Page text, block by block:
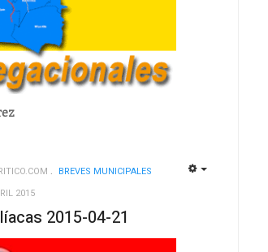
BREVES MUNICIPALES
2015
2015-04-21